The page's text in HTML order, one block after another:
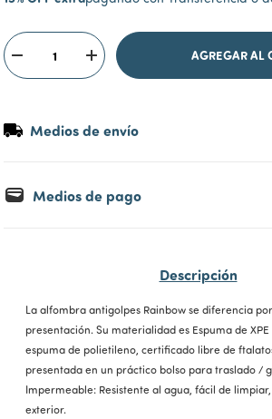
Medios de envío
Medios de pago
Descripción
La alfombra antigolpes Rainbow se diferencia
presentación. Su materialidad es Espuma de
espuma de polietileno, certificado libre de
presentada en un práctico bolso para traslado /
Impermeable: Resistente al agua, fácil de
exterior.